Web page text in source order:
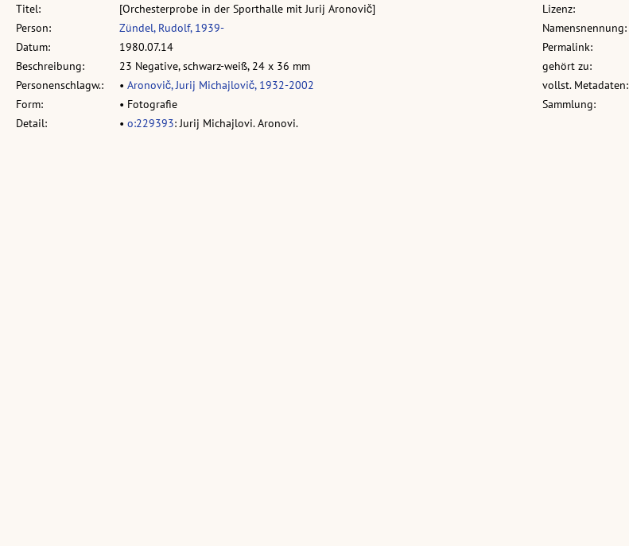
Titel:
[Orchesterprobe in der Sporthalle mit Jurij Aronovič]
Person:
Zündel, Rudolf, 1939-
Datum:
1980.07.14
Beschreibung:
23 Negative, schwarz-weiß, 24 x 36 mm
Personenschlagw.:
• Aronovič, Jurij Michajlovič, 1932-2002
Form:
• Fotografie
Detail:
• o:229393: Jurij Michajlovi. Aronovi.
Lizenz:
Namensnennung:
Permalink:
gehört zu:
vollst. Metadaten:
Sammlung: